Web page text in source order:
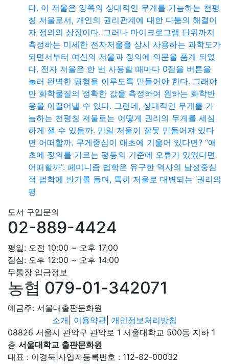
다. 이 저울은 양쪽의 상대적인 무게를 가늠하는 천평
칭 저울로서, 개인의 권리관계에 대한 다툼의 해결이
자 정의의 상징이다. 그러나 마이크로그램 단위까지
측정하는 미세한 전자저울을 상시 사용하는 과학도가
되면서부터 여신의 저울과 정의에 의문을 품게 되었
다. 전자 저울은 한 번 사용할 때마다 0점을 버튼을
눌러 완벽한 평형을 이루도록 만들어야 한다. 그래야
만 화학물질의 정확한 값을 측정하여 원하는 화학반
응을 이끌어낼 수 있다. 그런데, 상대적인 무게를 가
늠하는 천평칭 저울로는 어떻게 권리의 무게를 세심
하게 잴 수 있을까. 만일 저울이 잘못 만들어져 있다
면 어떠할까. 무게중심이 애초에 기울어 있다면? “애
초에 정의를 가르는 평등의 기준에 오류가 있었다면
어떠할까”. 페미니즘 법학은 유구한 역사의 남성중심
적 법학에 반기를 들며, 특히 저울로 대변되는 ‘권리의
평
도서 구입문의
02-889-4424
평일: 오전 10:00 ~ 오후 17:00
점심: 오후 12:00 ~ 오후 14:00
무통장 입금정보
농협 079-01-342071
예금주: 서울대출판문화원
소개
이용약관 개인정보처리방침
08826 서울시 관악구 관악로 1 서울대학교 500동 지하 1
층 서울대학교 출판문화원
대표 : 이경묵 사업자등록번호 : 112-82-00032